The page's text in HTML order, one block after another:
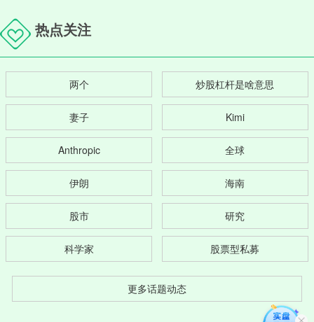
热点关注
两个 炒股杠杆是啥意思
妻子 Kimi
Anthropic 全球
伊朗 海南
股市 研究
科学家 股票型私募
更多话题动态